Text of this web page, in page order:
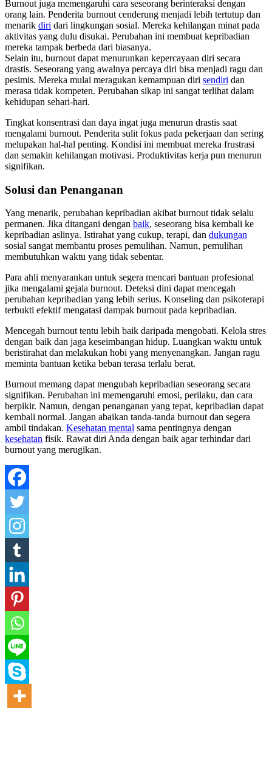
Burnout juga memengaruhi cara seseorang berinteraksi dengan
orang lain. Penderita burnout cenderung menjadi lebih tertutup dan
menarik diri dari lingkungan sosial. Mereka kehilangan minat pada
aktivitas yang dulu disukai. Perubahan ini membuat kepribadian
mereka tampak berbeda dari biasanya.
Selain itu, burnout dapat menurunkan kepercayaan diri secara
drastis. Seseorang yang awalnya percaya diri bisa menjadi ragu dan
pesimis. Mereka mulai meragukan kemampuan diri sendiri dan
merasa tidak kompeten. Perubahan sikap ini sangat terlihat dalam
kehidupan sehari-hari.
Tingkat konsentrasi dan daya ingat juga menurun drastis saat
mengalami burnout. Penderita sulit fokus pada pekerjaan dan sering
melupakan hal-hal penting. Kondisi ini membuat mereka frustrasi
dan semakin kehilangan motivasi. Produktivitas kerja pun menurun
signifikan.
Solusi dan Penanganan
Yang menarik, perubahan kepribadian akibat burnout tidak selalu
permanen. Jika ditangani dengan baik, seseorang bisa kembali ke
kepribadian aslinya. Istirahat yang cukup, terapi, dan dukungan
sosial sangat membantu proses pemulihan. Namun, pemulihan
membutuhkan waktu yang tidak sebentar.
Para ahli menyarankan untuk segera mencari bantuan profesional
jika mengalami gejala burnout. Deteksi dini dapat mencegah
perubahan kepribadian yang lebih serius. Konseling dan psikoterapi
terbukti efektif mengatasi dampak burnout pada kepribadian.
Mencegah burnout tentu lebih baik daripada mengobati. Kelola stres
dengan baik dan jaga keseimbangan hidup. Luangkan waktu untuk
beristirahat dan melakukan hobi yang menyenangkan. Jangan ragu
meminta bantuan ketika beban terasa terlalu berat.
Burnout memang dapat mengubah kepribadian seseorang secara
signifikan. Perubahan ini memengaruhi emosi, perilaku, dan cara
berpikir. Namun, dengan penanganan yang tepat, kepribadian dapat
kembali normal. Jangan abaikan tanda-tanda burnout dan segera
ambil tindakan. Kesehatan mental sama pentingnya dengan
kesehatan fisik. Rawat diri Anda dengan baik agar terhindar dari
burnout yang merugikan.